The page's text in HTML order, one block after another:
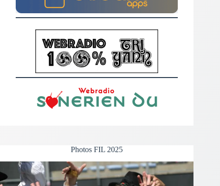
Photos FIL 2025